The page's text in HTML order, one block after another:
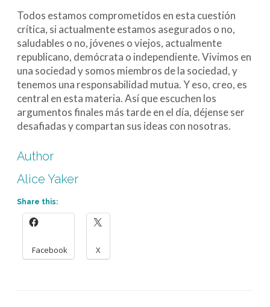
Todos estamos comprometidos en esta cuestión
crítica, si actualmente estamos asegurados o no,
saludables o no, jóvenes o viejos, actualmente
republicano, demócrata o independiente. Vivimos en
una sociedad y somos miembros de la sociedad, y
tenemos una responsabilidad mutua. Y eso, creo, es
central en esta materia. Así que escuchen los
argumentos finales más tarde en el día, déjense ser
desafiadas y compartan sus ideas con nosotras.
Author
Alice Yaker
Share this:
Facebook X